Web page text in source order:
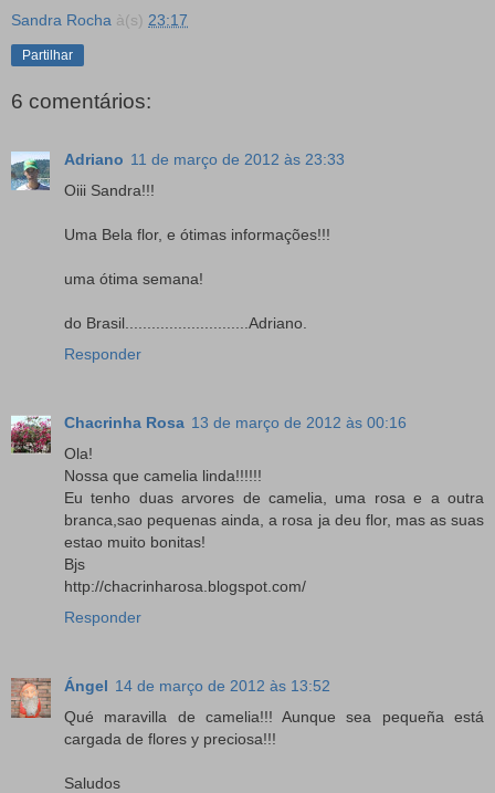
Sandra Rocha à(s) 23:17
Partilhar
6 comentários:
Adriano 11 de março de 2012 às 23:33
Oiii Sandra!!!
Uma Bela flor, e ótimas informações!!!
uma ótima semana!
do Brasil............................Adriano.
Responder
Chacrinha Rosa 13 de março de 2012 às 00:16
Ola!
Nossa que camelia linda!!!!!!
Eu tenho duas arvores de camelia, uma rosa e a outra
branca,sao pequenas ainda, a rosa ja deu flor, mas as suas
estao muito bonitas!
Bjs
http://chacrinharosa.blogspot.com/
Responder
Ángel 14 de março de 2012 às 13:52
Qué maravilla de camelia!!! Aunque sea pequeña está
cargada de flores y preciosa!!!
Saludos